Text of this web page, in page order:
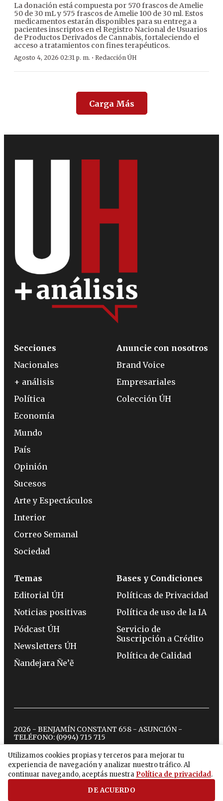
La donación está compuesta por 570 frascos de Amelie
50 de 30 mL y 575 frascos de Amelie 100 de 30 ml. Estos
medicamentos estarán disponibles para su entrega a
pacientes inscriptos en el Registro Nacional de Usuarios
de Productos Derivados de Cannabis, fortaleciendo el
acceso a tratamientos con fines terapéuticos.
Agosto 4, 2026 02:31 p. m. · Redacción ÚH
Carga Más
Utilizamos cookies propias y terceros para mejorar tu
experiencia de navegación y analizar nuestro tráfico. Al
continuar navegando, aceptás nuestra Política de privacidad.
DE ACUERDO
Secciones
Nacionales
+ análisis
Política
Economía
Mundo
País
Opinión
Sucesos
Arte y Espectáculos
Interior
Correo Semanal
Sociedad
Anuncie con nosotros
Brand Voice
Empresariales
Colección ÚH
Temas
Editorial ÚH
Noticias positivas
Pódcast ÚH
Newsletters ÚH
Ñandejara Ñe’ẽ
Bases y Condiciones
Políticas de Privacidad
Política de uso de la IA
Servicio de
Suscripción a Crédito
Política de Calidad
2026 - BENJAMÍN CONSTANT 658 - ASUNCIÓN -
TELÉFONO: (0994) 715 715
twitterinstagram
facebook
tiktokyoutubespotify